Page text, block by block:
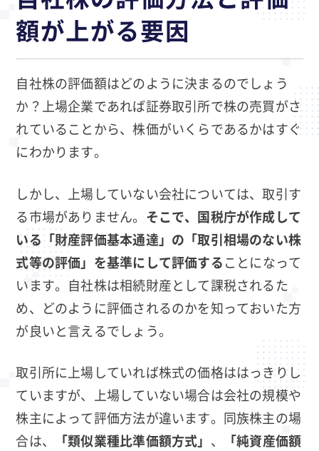
額が上がる要因
自社株の評価額はどのように決まるのでしょう
か？上場企業であれば証券取引所で株の売買がさ
れていることから、株価がいくらであるかはすぐ
にわかります。
しかし、上場していない会社については、取引す
る市場がありません。 そこで、国税庁が作成して
いる「財産評価基本通達」の「取引相場のない株
式等の評価」を基準にして評価することになって
います。自社株は相続財産として課税されるた
め、どのように評価されるのかを知っておいた方
が良いと言えるでしょう。
取引所に上場していれば株式の価格ははっきりし
ていますが、上場していない場合は会社の規模や
株主によって評価方法が違います。同族株主の場
合は、
「類似業種比準価額方式」 、
「純資産価額